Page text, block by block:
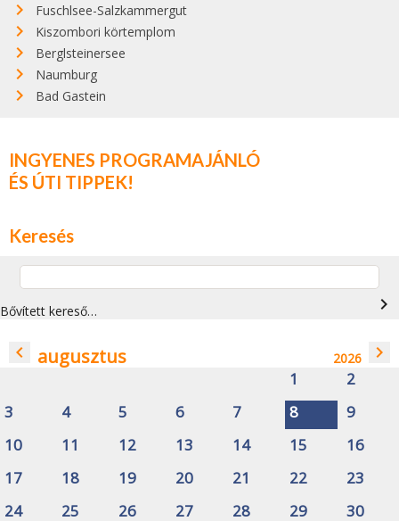
Fuschlsee-Salzkammergut
Kiszombori körtemplom
Berglsteinersee
Naumburg
Bad Gastein
INGYENES PROGRAMAJÁNLÓ
ÉS ÚTI TIPPEK!
Keresés
Bővített kereső… navigate_next
navigate_before augusztus 2026 navigate_next
1
2
3
4 5 6 7 8
9
10
11 12 13 14 15
16
17
18 19 20 21 22
23
24
25 26 27 28 29 30